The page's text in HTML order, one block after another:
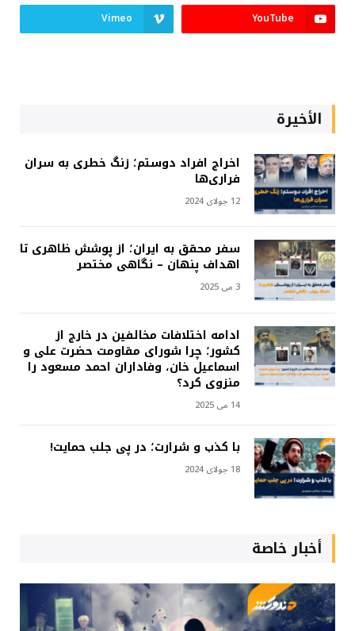
YouTube
Vimeo
الأخيرة
اخراج افراد دوستم؛ زنگ خطری به سران
فراری‌ها
12 جولای 2024
سفر محقق به ایران؛ از پوشش ظاهری تا
اهداف پنهان – نگاهی مختصر
3 می 2025
ادامه اختلافات مخالفین در خارج از
کشور؛ چرا شورای مقاومت حضرت علی و
اسماعیل خان، وفاداران احمد مسعود را
منزوی کرد؟
14 می 2025
با کذب و شرارت؛ در پی جلب حمایت!
18 جولای 2024
أخبار خاصة